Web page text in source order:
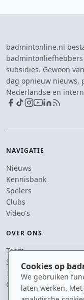
Cookies op
We gebruiken
laten werken.
badmintonline.nl
subsidies. Gewoon
dag opnieuw nieuws,
Nederlandse en
NAVIGATIE
Nieuws
Kennisbank
Spelers
Clubs
Video's
OVER ONS
Team
Supporters
Tip de redactie
Contact